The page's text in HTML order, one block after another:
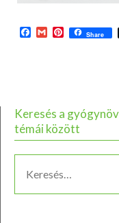
Facebook
GmailPinterest
Share
Keresés a
témái között